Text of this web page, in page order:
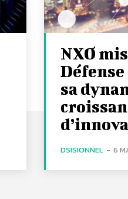
NXO
sa
DSISIONNEL - 6